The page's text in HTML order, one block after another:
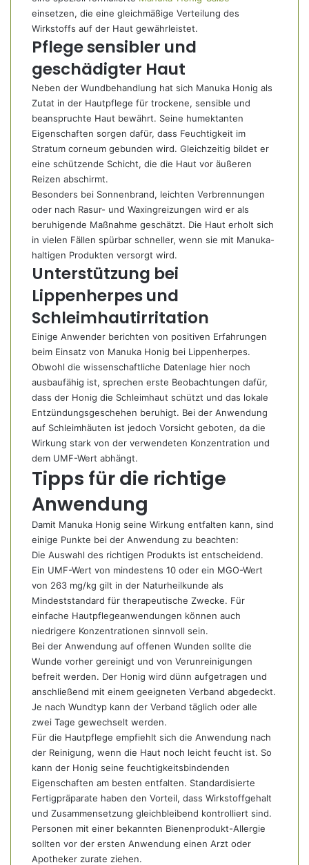
einsetzen, die eine gleichmäßige Verteilung des
Wirkstoffs auf der Haut gewährleistet.
Pflege sensibler und
geschädigter Haut
Neben der Wundbehandlung hat sich Manuka Honig als
Zutat in der Hautpflege für trockene, sensible und
beanspruchte Haut bewährt. Seine humektanten
Eigenschaften sorgen dafür, dass Feuchtigkeit im
Stratum corneum gebunden wird. Gleichzeitig bildet er
eine schützende Schicht, die die Haut vor äußeren
Reizen abschirmt.
Besonders bei Sonnenbrand, leichten Verbrennungen
oder nach Rasur- und Waxingreizungen wird er als
beruhigende Maßnahme geschätzt. Die Haut erholt sich
in vielen Fällen spürbar schneller, wenn sie mit Manuka-
haltigen Produkten versorgt wird.
Unterstützung bei
Lippenherpes und
Schleimhautirritation
Einige Anwender berichten von positiven Erfahrungen
beim Einsatz von Manuka Honig bei Lippenherpes.
Obwohl die wissenschaftliche Datenlage hier noch
ausbaufähig ist, sprechen erste Beobachtungen dafür,
dass der Honig die Schleimhaut schützt und das lokale
Entzündungsgeschehen beruhigt. Bei der Anwendung
auf Schleimhäuten ist jedoch Vorsicht geboten, da die
Wirkung stark von der verwendeten Konzentration und
dem UMF-Wert abhängt.
Tipps für die richtige
Anwendung
Damit Manuka Honig seine Wirkung entfalten kann, sind
einige Punkte bei der Anwendung zu beachten:
Die Auswahl des richtigen Produkts ist entscheidend.
Ein UMF-Wert von mindestens 10 oder ein MGO-Wert
von 263 mg/kg gilt in der Naturheilkunde als
Mindeststandard für therapeutische Zwecke. Für
einfache Hautpflegeanwendungen können auch
niedrigere Konzentrationen sinnvoll sein.
Bei der Anwendung auf offenen Wunden sollte die
Wunde vorher gereinigt und von Verunreinigungen
befreit werden. Der Honig wird dünn aufgetragen und
anschließend mit einem geeigneten Verband abgedeckt.
Je nach Wundtyp kann der Verband täglich oder alle
zwei Tage gewechselt werden.
Für die Hautpflege empfiehlt sich die Anwendung nach
der Reinigung, wenn die Haut noch leicht feucht ist. So
kann der Honig seine feuchtigkeitsbindenden
Eigenschaften am besten entfalten. Standardisierte
Fertigpräparate haben den Vorteil, dass Wirkstoffgehalt
und Zusammensetzung gleichbleibend kontrolliert sind.
Personen mit einer bekannten Bienenprodukt-Allergie
sollten vor der ersten Anwendung einen Arzt oder
Apotheker zurate ziehen.